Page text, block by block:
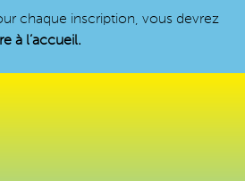
chaque inscription, vous devrez
à l’accueil.